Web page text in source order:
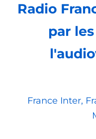
Radio
par
France Inter,